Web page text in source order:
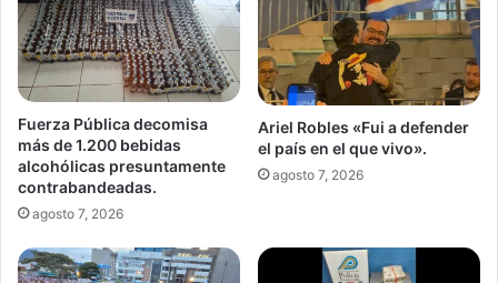
Fuerza Pública decomisa
más de 1.200 bebidas
alcohólicas presuntamente
contrabandeadas.
agosto 7, 2026
Ariel Robles «Fui a defender
el país en el que vivo».
agosto 7, 2026